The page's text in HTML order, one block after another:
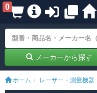
0
メーカーから探す
ホーム レーザー・測量機器